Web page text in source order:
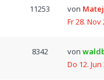
11253 von Matej
Fr 28. Nov
8342 von
Do 12.